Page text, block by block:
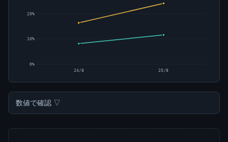
0%
10%
20%
24/8 25/8
数値で確認 ▽